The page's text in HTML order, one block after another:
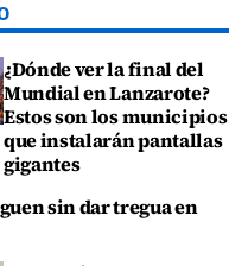
¿Dónde ver la final del
Mundial en Lanzarote?
Estos son los municipios
que instalarán pantallas
gigantes
sin dar tregua en